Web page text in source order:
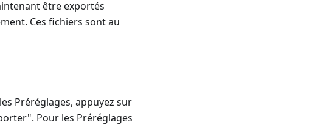
être exportés
Ces fichiers sont au
Préréglages, appuyez sur
Pour les Préréglages